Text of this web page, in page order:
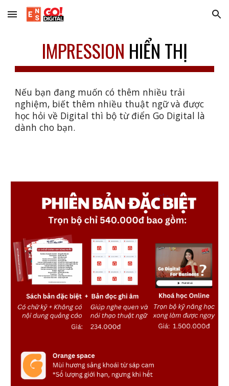
Skip to main content Skip to navigation
IMPRESSION HIỂN THỊ
Nếu bạn đang muốn có thêm nhiều trải
nghiệm, biết thêm nhiều thuật ngữ và được
học hỏi về Digital thì bộ từ điển Go Digital là
dành cho bạn.